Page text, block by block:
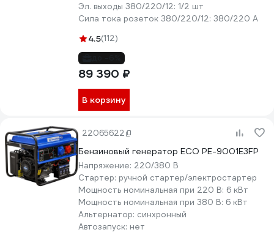
Эл. выходы 380/220/12: 1/2 шт
Сила тока розеток 380/220/12: 380/220 А
4.5(112)
89 390 ₽
В корзину
22065622
Бензиновый генератор ECO PE-9001E3FP
Напряжение: 220/380 В
Стартер: ручной стартер/электростартер
Мощность номинальная при 220 В: 6 кВт
Мощность номинальная при 380 В: 6 кВт
Альтернатор: синхронный
Автозапуск: нет